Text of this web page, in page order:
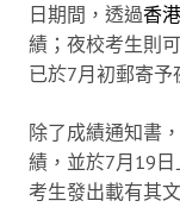
日期間，透過香
績；夜校考生則
已於7月初郵寄予
除了成績通知書
績，並於7月19日
考生發出載有其